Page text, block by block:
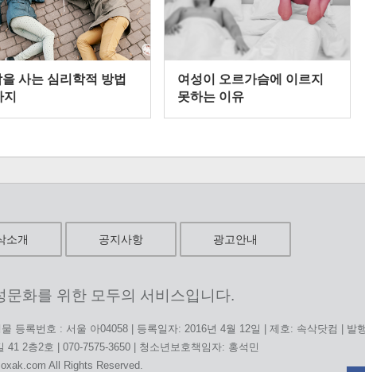
사는 심리학적 방법
여성이 오르가슴에 이르지
못하는 이유
소개 공지사항 광고안내
문화를 위한 모두의 서비스입니다.
등록번호 : 서울 아04058 | 등록일자: 2016년 4월 12일 | 제호: 속삭닷컴 | 발
41 2층2호 | 070-7575-3650 | 청소년보호책임자: 홍석민
All Rights Reserved.